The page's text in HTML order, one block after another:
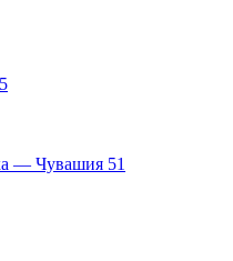
— Чувашия 51